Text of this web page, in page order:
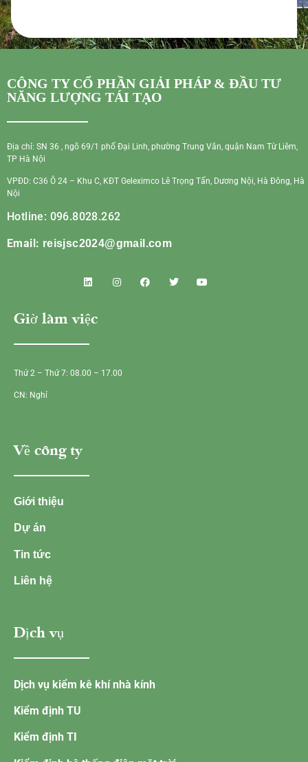
CÔNG TY CỔ PHẦN GIẢI PHÁP & ĐẦU TƯ
NĂNG LƯỢNG TÁI TẠO
Địa chỉ: SN 36 , ngõ 69/1 phố Đại Linh, phường Trung Văn, quận Nam Từ Liêm,
TP Hà Nội
VPĐD: C36 Ô 24 – Khu C, KĐT Geleximco Lê Trọng Tấn, Dương Nội, Hà Đông, Hà
Nội
Hotline: 096.8028.262
Email: reisjsc2024@gmail.com
Giờ làm việc
Thứ 2 – Thứ 7: 08.00 – 17.00
CN: Nghỉ
Về công ty
Giới thiệu
Dự án
Tin tức
Liên hệ
Dịch vụ
Dịch vụ kiểm kê khí nhà kính
Kiểm định TU
Kiểm định TI